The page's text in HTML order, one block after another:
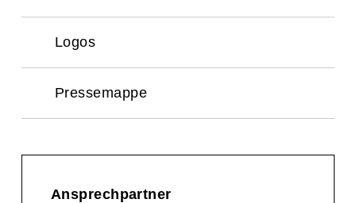
Logos
Pressemappe
Ansprechpartner